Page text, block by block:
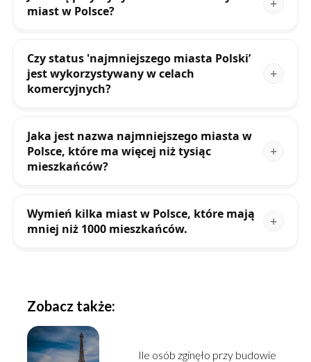
miast w Polsce?
Czy status 'najmniejszego miasta Polski’
jest wykorzystywany w celach
komercyjnych?
Jaka jest nazwa najmniejszego miasta w
Polsce, które ma więcej niż tysiąc
mieszkańców?
Wymień kilka miast w Polsce, które mają
mniej niż 1000 mieszkańców.
Zobacz także:
Ile osób zginęło przy budowie